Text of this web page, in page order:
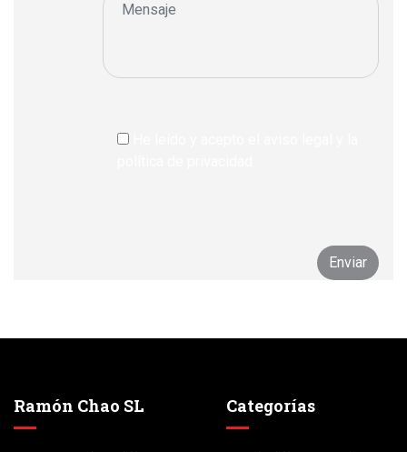
Ramón Chao SL Categorías